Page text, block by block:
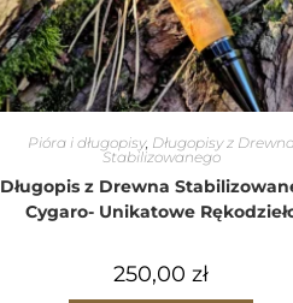
Pióra i długopisy, Długopisy z
Stabilizowanego
Długopis z Drewna
Cygaro- Unikatowe
250,00 zł